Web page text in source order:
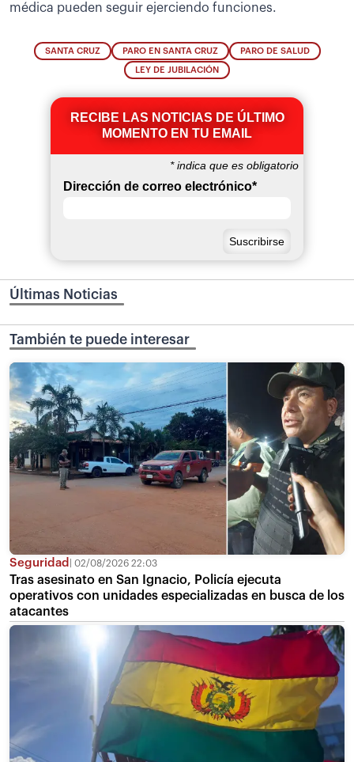
médica pueden seguir ejerciendo funciones.
SANTA CRUZ PARO EN SANTA CRUZ PARO DE SALUD
LEY DE JUBILACIÓN
RECIBE LAS NOTICIAS DE ÚLTIMO
MOMENTO EN TU EMAIL
*indica que es obligatorio
Dirección de correo electrónico*
Últimas Noticias
También te puede interesar
Seguridad 02/08/2026 22:03
Tras asesinato en San Ignacio, Policía ejecuta
operativos con unidades especializadas en busca de los
atacantes